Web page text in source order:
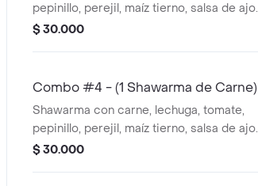
pepinillo, perejil, maíz tierno, salsa de ajo,
pan árabe y Coca-Cola Original 400 ml.
$ 30.000
Combo #4 - (1 Shawarma de Carne)
Shawarma con carne, lechuga, tomate,
pepinillo, perejil, maíz tierno, salsa de ajo,
pan árabe y Coca-Cola Original 400 ml.
$ 30.000